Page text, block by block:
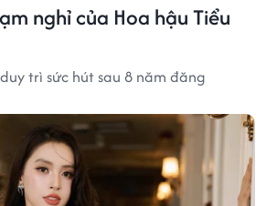
nghỉ của Hoa hậu Tiểu
trì sức hút sau 8 năm đăng